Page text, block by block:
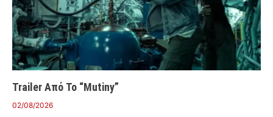
Trailer Από Το “Mutiny”
02/08/2026